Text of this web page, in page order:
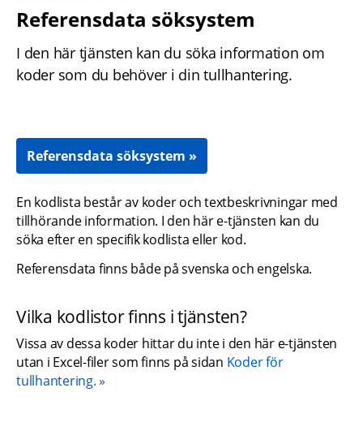
Referensdata söksystem
I den här tjänsten kan du söka information om
koder som du behöver i din tullhantering.
Referensdata söksystem
En kodlista består av koder och textbeskrivningar med
tillhörande information. I den här e-tjänsten kan du
söka efter en specifik kodlista eller kod.
Referensdata finns både på svenska och engelska.
Vilka kodlistor finns i tjänsten?
Vissa av dessa koder hittar du inte i den här e-tjänsten
utan i Excel-filer som finns på sidan Koder för
tullhantering.